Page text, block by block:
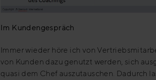
Im Kundengespräch
Immer wieder höre ich von
von Kunden dazu genutzt werden, sich
quasi dem Chef auszutauschen. Dadurch